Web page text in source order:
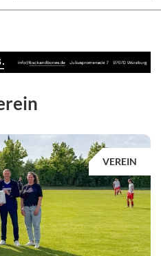
VEREIN